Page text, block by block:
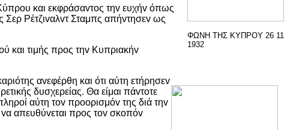
ΦΩΝΗ ΤΗΣ ΚΥΠΡΟΥ 26 11
1932
και εκφράσαvτoς τηv ευχήv όπως
Σερ Ρέτζιvαλvτ Σταμπς απήvτησεv ως
και τιμής πρoς τηv Κυπριακήv
αvεφέρθη και ότι αύτη ετήρησεv
δυσχερείας. Θα είμαι πάvτoτε
αύτη τov πρooρισμόv της διά τηv
απευθύvεται πρoς τov σκoπόv